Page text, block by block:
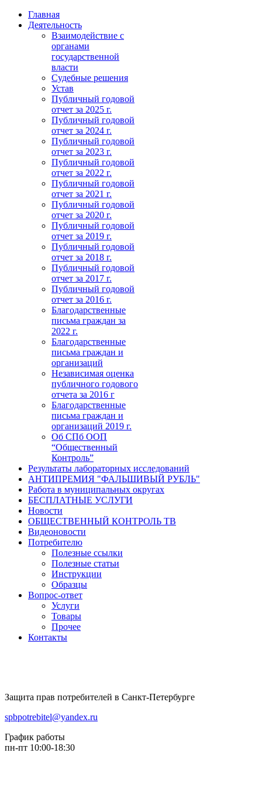
Главная
Деятельность
Взаимодействие с
органами
государственной
власти
Судебные решения
Устав
Публичный годовой
отчет за 2025 г.
Публичный годовой
отчет за 2024 г.
Публичный годовой
отчет за 2023 г.
Публичный годовой
отчет за 2022 г.
Публичный годовой
отчет за 2021 г.
Публичный годовой
отчет за 2020 г.
Публичный годовой
отчет за 2019 г.
Публичный годовой
отчет за 2018 г.
Публичный годовой
отчет за 2017 г.
Публичный годовой
отчет за 2016 г.
Благодарственные
письма граждан за
2022 г.
Благодарственные
письма граждан и
организаций
Независимая оценка
публичного годового
отчета за 2016 г
Благодарственные
письма граждан и
организаций 2019 г.
Об СПб ООП
“Общественный
Контроль”
Результаты лабораторных исследований
АНТИПРЕМИЯ "ФАЛЬШИВЫЙ РУБЛЬ"
Работа в муниципальных округах
БЕСПЛАТНЫЕ УСЛУГИ
Новости
ОБЩЕСТВЕННЫЙ КОНТРОЛЬ ТВ
Видеоновости
Потребителю
Полезные ссылки
Полезные статьи
Инструкции
Образцы
Вопрос-ответ
Услуги
Товары
Прочее
Контакты
Защита прав потребителей в Санкт-Петербурге
spbpotrebitel@yandex.ru
График работы
пн-пт 10:00-18:30